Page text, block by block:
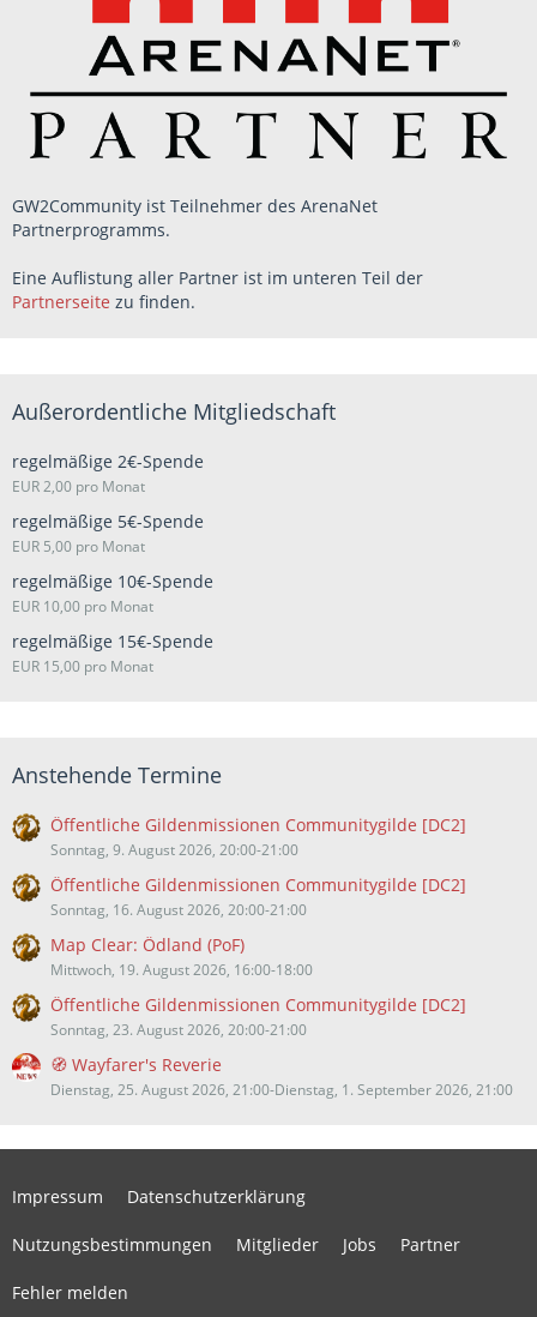
GW2Community ist Teilnehmer des ArenaNet
Partnerprogramms.
Eine Auflistung aller Partner ist im unteren Teil der
Partnerseite zu finden.
Außerordentliche Mitgliedschaft
regelmäßige 2€-Spende
EUR 2,00 pro Monat
regelmäßige 5€-Spende
EUR 5,00 pro Monat
regelmäßige 10€-Spende
EUR 10,00 pro Monat
regelmäßige 15€-Spende
EUR 15,00 pro Monat
Anstehende Termine
Öffentliche Gildenmissionen Communitygilde [DC2]
Sonntag, 9. August 2026, 20:00-21:00
Öffentliche Gildenmissionen Communitygilde [DC2]
Sonntag, 16. August 2026, 20:00-21:00
Map Clear: Ödland (PoF)
Mittwoch, 19. August 2026, 16:00-18:00
Öffentliche Gildenmissionen Communitygilde [DC2]
Sonntag, 23. August 2026, 20:00-21:00
🧭 Wayfarer's Reverie
Dienstag, 25. August 2026, 21:00-Dienstag, 1. September 2026, 21:00
Impressum Datenschutzerklärung
Nutzungsbestimmungen Mitglieder Jobs Partner
Fehler melden